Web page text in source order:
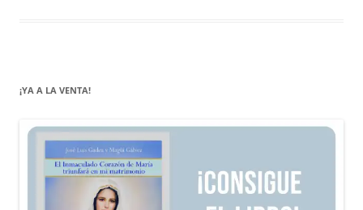
¡YA A LA VENTA!